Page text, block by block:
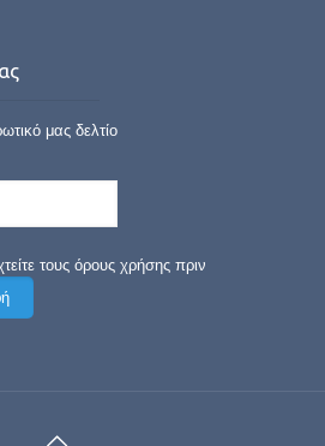
μας δελτίο
τους όρους χρήσης πριν